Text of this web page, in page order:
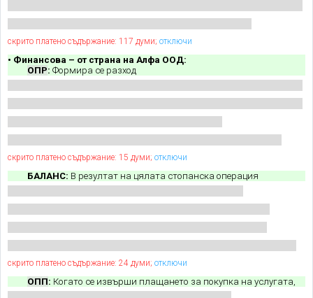
скрито платено съдържание: 117 думи; отключи
• Финансова – от страна на Алфа ООД:
ОПР: Формира се разход
скрито платено съдържание: 15 думи; отключи
БАЛАНС: В резултат на цялата стопанска операция
скрито платено съдържание: 24 думи; отключи
ОПП: Когато се извърши плащането за покупка на услугата,